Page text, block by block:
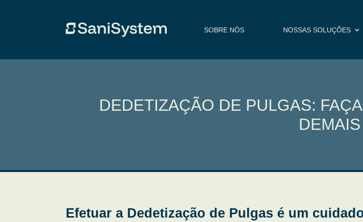
SOBRE NÓS NOSSAS SOLUÇÕES
DEDETIZAÇÃO DE PULGAS:
DEMAIS
Efetuar a Dedetização de Pulgas é um